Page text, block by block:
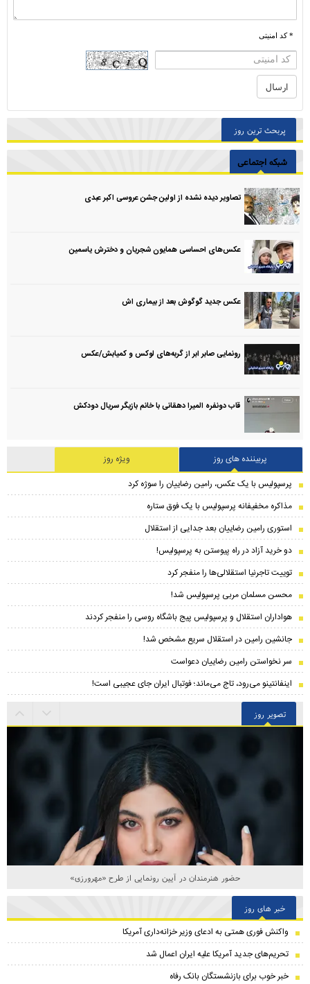
* کد امنیتی
پربحث ترین روز
شبکه اجتماعی
تصاویر دیده نشده از اولین جشن عروسی اکبر عبدی
عکس‌های احساسی همایون شجریان و دخترش یاسمین
عکس جدید گوگوش بعد از بیماری اش
رونمایی صابر ابر از گربه‌های لوکس و کمیابش/عکس
قاب دونفره المیرا دهقانی با خانم بازیگر سریال دودکش
پربیننده های روز
ویژه روز
پرسپولیس با یک عکس، رامین رضاییان را سوژه کرد
مذاکره مخفیفانه پرسپولیس با یک فوق ستاره
استوری رامین رضاییان بعد جدایی از استقلال
دو خرید آزاد در راه پیوستن به پرسپولیس!
توییت تاجرنیا استقلالی‌ها را منفجر کرد
محسن مسلمان مربی پرسپولیس شد!
هواداران استقلال و پرسپولیس پیج باشگاه روسی را منفجر کردند
جانشین رامین در استقلال سریع مشخص شد!
سر نخواستن رامین رضاییان دعواست
اینفانتینو می‌رود، تاج می‌ماند؛ فوتبال ایران جای عجیبی است!
تصویر روز
حضور هنرمندان در آیین رونمایی از طرح «مهرورزی»
خبر های روز
واکنش فوری همتی به ادعای وزیر خزانه‌داری آمریکا
تحریم‌های جدید آمریکا علیه ایران اعمال شد
خبر خوب برای بازنشستگان بانک رفاه